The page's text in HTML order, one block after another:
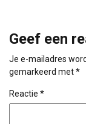
Geef een
Je e-mailadres
gemarkeerd met*
Reactie *